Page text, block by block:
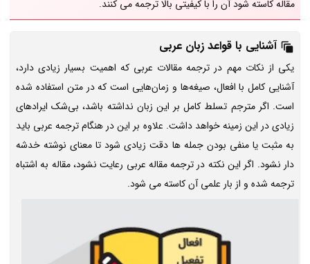
مقاله کاسته شود آن را با کیفیتی بالا ترجمه می کنند.
آشنایی با قواعد زبان عربی
یکی از نکات مهم در ترجمه مقالات عربی که اهمیت بسیار زیادی دارد،
آشنایی کامل با افعال، صیغه‌ها و زمان‌هایی است که در متن استفاده شده
است. اگر مترجم تسلط کامل بر این زبان نداشته باشد، بی‌شک ایرادهای
زیادی در این زمینه خواهد داشت. علاوه بر این در هنگام ترجمه عربی باید
به مثبت یا منفی بودن جمله‌ ها دقت زیادی شود تا معنای نوشته خدشه‌
دار نشود. اگر این نکته در ترجمه مقاله عربی رعایت نشود، مقاله به اشتباه
ترجمه شده و از بار علمی آن کاسته می شود.